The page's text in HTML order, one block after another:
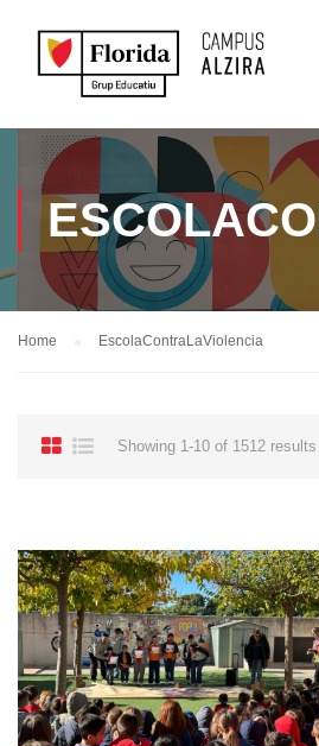
Home EscolaContraLaViolencia
Showing 1-10 of 1512 results